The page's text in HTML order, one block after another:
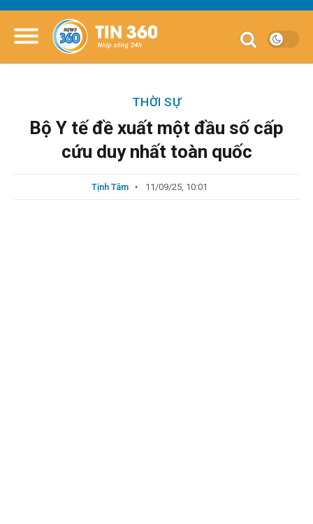
THỜI SỰ
Bộ Y tế đề xuất một đầu số cấp
cứu duy nhất toàn quốc
Tịnh Tâm 11/09/25, 10:01